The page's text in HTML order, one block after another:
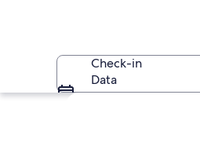
Check-in
Data
Explorar mapa